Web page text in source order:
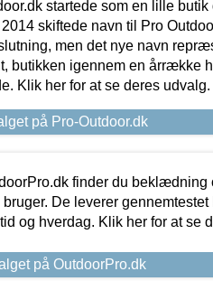
startede som en lille
skiftede navn til Pro
men det nye navn
butikken igennem en årrække
Klik her for at se deres udvalg.
på Pro-Outdoor.dk
finder du beklædning
bruger. De leverer
og hverdag. Klik her for at se
på OutdoorPro.dk